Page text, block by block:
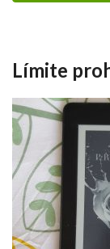
Límite